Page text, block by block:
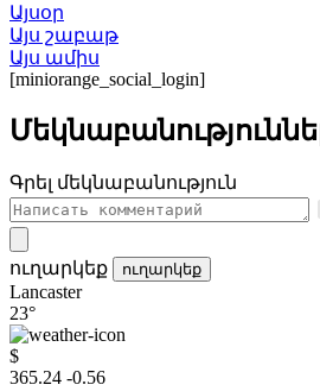
Այսօր
Այս շաբաթ
Այս ամիս
[miniorange_social_login]
Գրել մեկնաբանություն
ուղարկեք ուղարկեք
Lancaster
23°
$
365.24 -0.56